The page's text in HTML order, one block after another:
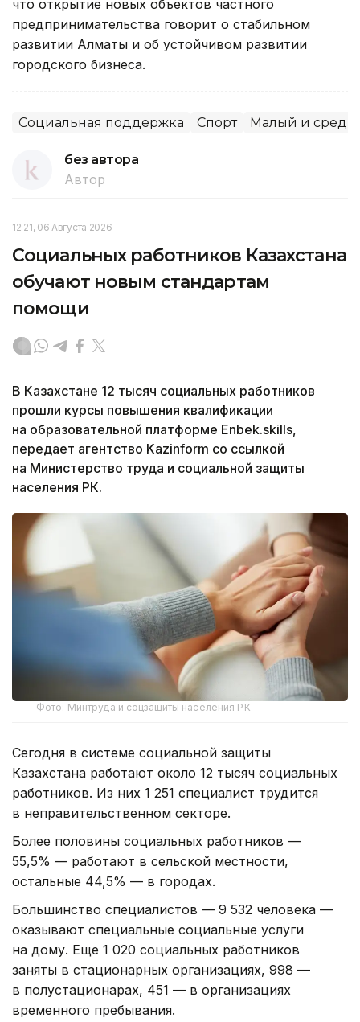
что открытие новых объектов частного
предпринимательства говорит о стабильном
развитии Алматы и об устойчивом развитии
городского бизнеса.
Социальная поддержка Спорт Малый и
без автора
Автор
12:21, 06 Августа 2026
Социальных работников Казахстана
обучают новым стандартам
помощи
В Казахстане 12 тысяч социальных работников
прошли курсы повышения квалификации
на образовательной платформе Enbek.skills,
передает агентство Kazinform со ссылкой
на Министерство труда и социальной защиты
населения РК.
Фото: Минтруда и соцзащиты населения РК
Сегодня в системе социальной защиты
Казахстана работают около 12 тысяч социальных
работников. Из них 1 251 специалист трудится
в неправительственном секторе.
Более половины социальных работников —
55,5% — работают в сельской местности,
остальные 44,5% — в городах.
Большинство специалистов — 9 532 человека —
оказывают специальные социальные услуги
на дому. Еще 1 020 социальных работников
заняты в стационарных организациях, 998 —
в полустационарах, 451 — в организациях
временного пребывания.